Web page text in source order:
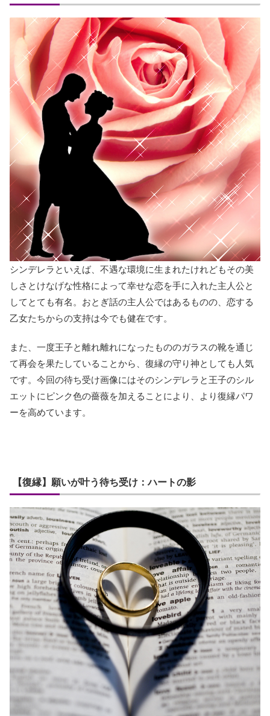
シンデレラといえば、不遇な環境に生まれたけれどもその美
しさとけなげな性格によって幸せな恋を手に入れた主人公と
してとても有名。おとぎ話の主人公ではあるものの、恋する
乙女たちからの支持は今でも健在です。
また、一度王子と離れ離れになったもののガラスの靴を通じ
て再会を果たしていることから、復縁の守り神としても人気
です。今回の待ち受け画像にはそのシンデレラと王子のシル
エットにピンク色の薔薇を加えることにより、より復縁パワ
ーを高めています。
【復縁】願いが叶う待ち受け：ハートの影